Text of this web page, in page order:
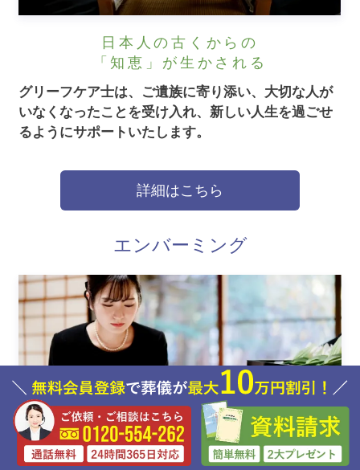
日本人の古くからの
「知恵」が生かされる
グリーフケア士は、ご遺族に寄り添い、大切な人が
いなくなったことを受け入れ、新しい人生を過ごせ
るようにサポートいたします。
詳細はこちら
エンバーミング